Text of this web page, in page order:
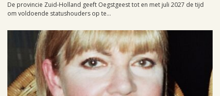
De provincie Zuid-Holland geeft Oegstgeest tot en met juli 2027 de tijd
om voldoende statushouders op te...